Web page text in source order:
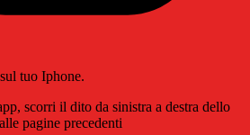
tuo Iphone.
scorri il dito da sinistra a destra dello
pagine precedenti